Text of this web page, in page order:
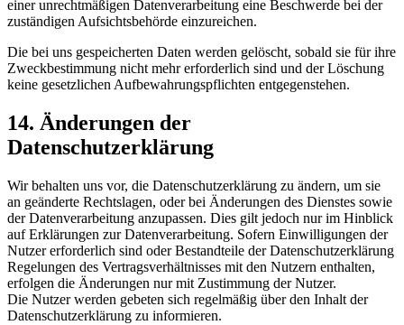
einer unrechtmäßigen Datenverarbeitung eine Beschwerde bei der
zuständigen Aufsichtsbehörde einzureichen.
Die bei uns gespeicherten Daten werden gelöscht, sobald sie für ihre
Zweckbestimmung nicht mehr erforderlich sind und der Löschung
keine gesetzlichen Aufbewahrungspflichten entgegenstehen.
14. Änderungen der
Datenschutzerklärung
Wir behalten uns vor, die Datenschutzerklärung zu ändern, um sie
an geänderte Rechtslagen, oder bei Änderungen des Dienstes sowie
der Datenverarbeitung anzupassen. Dies gilt jedoch nur im Hinblick
auf Erklärungen zur Datenverarbeitung. Sofern Einwilligungen der
Nutzer erforderlich sind oder Bestandteile der Datenschutzerklärung
Regelungen des Vertragsverhältnisses mit den Nutzern enthalten,
erfolgen die Änderungen nur mit Zustimmung der Nutzer.
Die Nutzer werden gebeten sich regelmäßig über den Inhalt der
Datenschutzerklärung zu informieren.